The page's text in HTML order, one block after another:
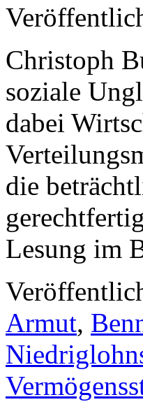
Christoph
soziale
dabei
die
Lesung im
Armut,